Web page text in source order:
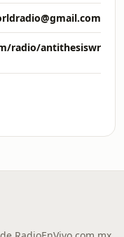
radio/antithesiswr